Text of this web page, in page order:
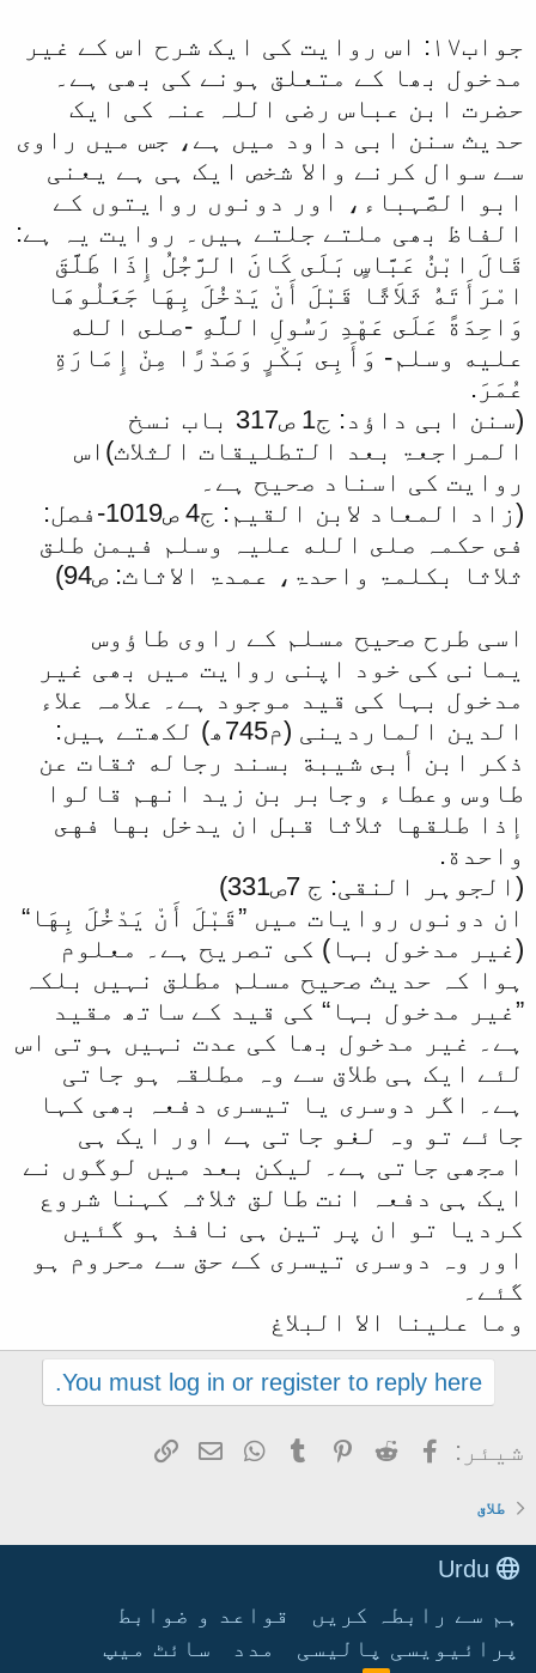
جواب۱۷: اس روایت کی ایک شرح اس کے غیر
مدخول بھا کے متعلق ہونے کی بھی ہے۔
حضرت ابن عباس رضی اللہ عنہ کی ایک
حدیث سنن ابی داود میں ہے، جس میں راوی
سے سوال کرنے والا شخص ایک ہی ہے یعنی
ابو الصَّہباء، اور دونوں روایتوں کے
الفاظ بھی ملتے جلتے ہیں۔ روایت یہ ہے:
قَالَ ابْنُ عَبَّاسٍ بَلَى كَانَ الرَّجُلُ إِذَا طَلَّقَ
امْرَأَتَهُ ثَلاَثًا قَبْلَ أَنْ يَدْخُلَ بِهَا جَعَلُوهَا
وَاحِدَةً عَلَى عَهْدِ رَسُولِ اللَّهِ -صلى الله
عليه وسلم- وَأَبِى بَكْرٍ وَصَدْرًا مِنْ إِمَارَةِ
عُمَرَ.
(سنن ابی داؤد: ج1 ص317 باب نسخ
المراجعۃ بعد التطليقات الثلاث)اس
روایت کی اسناد صحیح ہے۔
(زاد المعاد لابن القیم: ج4 ص1019-فصل:
فى حكمہ صلى الله علیہ وسلم فیمن طلق
ثلاثا بكلمۃ واحدۃ، عمدۃ الاثاث: ص94)
اسی طرح صحیح مسلم کے راوی طاؤوس
یمانی کی خود اپنی روایت میں بھی غیر
مدخول بہا کی قید موجود ہے۔ علامہ علاء
الدین الماردینی (م745ھ) لکھتے ہیں:
ذكر ابن أبى شيبة بسند رجاله ثقات عن
طاوس وعطاء وجابر بن زيد انهم قالوا
إذا طلقها ثلاثا قبل ان يدخل بها فهى
واحدة.
(الجوہر النقی: ج 7ص331)
ان دونوں روایات میں ”قَبْلَ أَنْ يَدْخُلَ بِهَا“
(غیر مدخول بہا) کی تصریح ہے۔ معلوم
ہوا کہ حدیث صحیح مسلم مطلق نہیں بلکہ
”غیر مدخول بہا“ کی قید کے ساتھ مقید
ہے۔ غیر مدخول بھا کی عدت نہیں ہوتی اس
لئے ایک ہی طلاق سے وہ مطلقہ ہو جاتی
ہے۔ اگر دوسری یا تیسری دفعہ بھی کہا
جائے تو وہ لغو جاتی ہے اور ایک ہی
امجھی جاتی ہے۔ لیکن بعد میں لوگوں نے
ایک ہی دفعہ انت طالق ثلاثہ کہنا شروع
کردیا تو ان پر تین ہی نافذ ہو گئیں
اور وہ دوسری تیسری کے حق سے محروم ہو
گئے۔
وما علینا الا البلاغ
You must log in or register to reply here.
شیئر: Facebook
Reddit
Pinterest
Tumblr
WhatsApp
ای میل
Link
طلاق
ہم سے رابطہ کریں
قواعد و ضوابط
پرائیویسی پالیسی
مدد
سائٹ میپ